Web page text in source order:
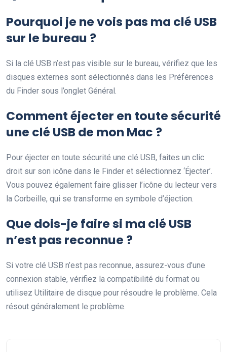
Pourquoi je ne vois pas ma clé USB
sur le bureau ?
Si la clé USB n’est pas visible sur le bureau, vérifiez que les
disques externes sont sélectionnés dans les Préférences
du Finder sous l’onglet Général.
Comment éjecter en toute sécurité
une clé USB de mon Mac ?
Pour éjecter en toute sécurité une clé USB, faites un clic
droit sur son icône dans le Finder et sélectionnez ‘Éjecter’.
Vous pouvez également faire glisser l’icône du lecteur vers
la Corbeille, qui se transforme en symbole d’éjection.
Que dois-je faire si ma clé USB
n’est pas reconnue ?
Si votre clé USB n’est pas reconnue, assurez-vous d’une
connexion stable, vérifiez la compatibilité du format ou
utilisez Utilitaire de disque pour résoudre le problème. Cela
résout généralement le problème.